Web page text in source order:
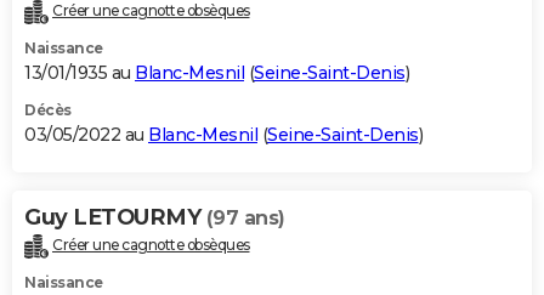
Créer une cagnotte obsèques
Naissance
13/01/1935 au Blanc-Mesnil (Seine-Saint-Denis)
Décès
03/05/2022 au Blanc-Mesnil (Seine-Saint-Denis)
Guy LETOURMY (97 ans)
Créer une cagnotte obsèques
Naissance